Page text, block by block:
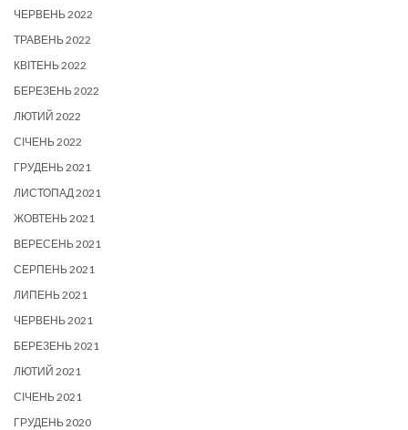
ЧЕРВЕНЬ 2022
ТРАВЕНЬ 2022
КВІТЕНЬ 2022
БЕРЕЗЕНЬ 2022
ЛЮТИЙ 2022
СІЧЕНЬ 2022
ГРУДЕНЬ 2021
ЛИСТОПАД 2021
ЖОВТЕНЬ 2021
ВЕРЕСЕНЬ 2021
СЕРПЕНЬ 2021
ЛИПЕНЬ 2021
ЧЕРВЕНЬ 2021
БЕРЕЗЕНЬ 2021
ЛЮТИЙ 2021
СІЧЕНЬ 2021
ГРУДЕНЬ 2020